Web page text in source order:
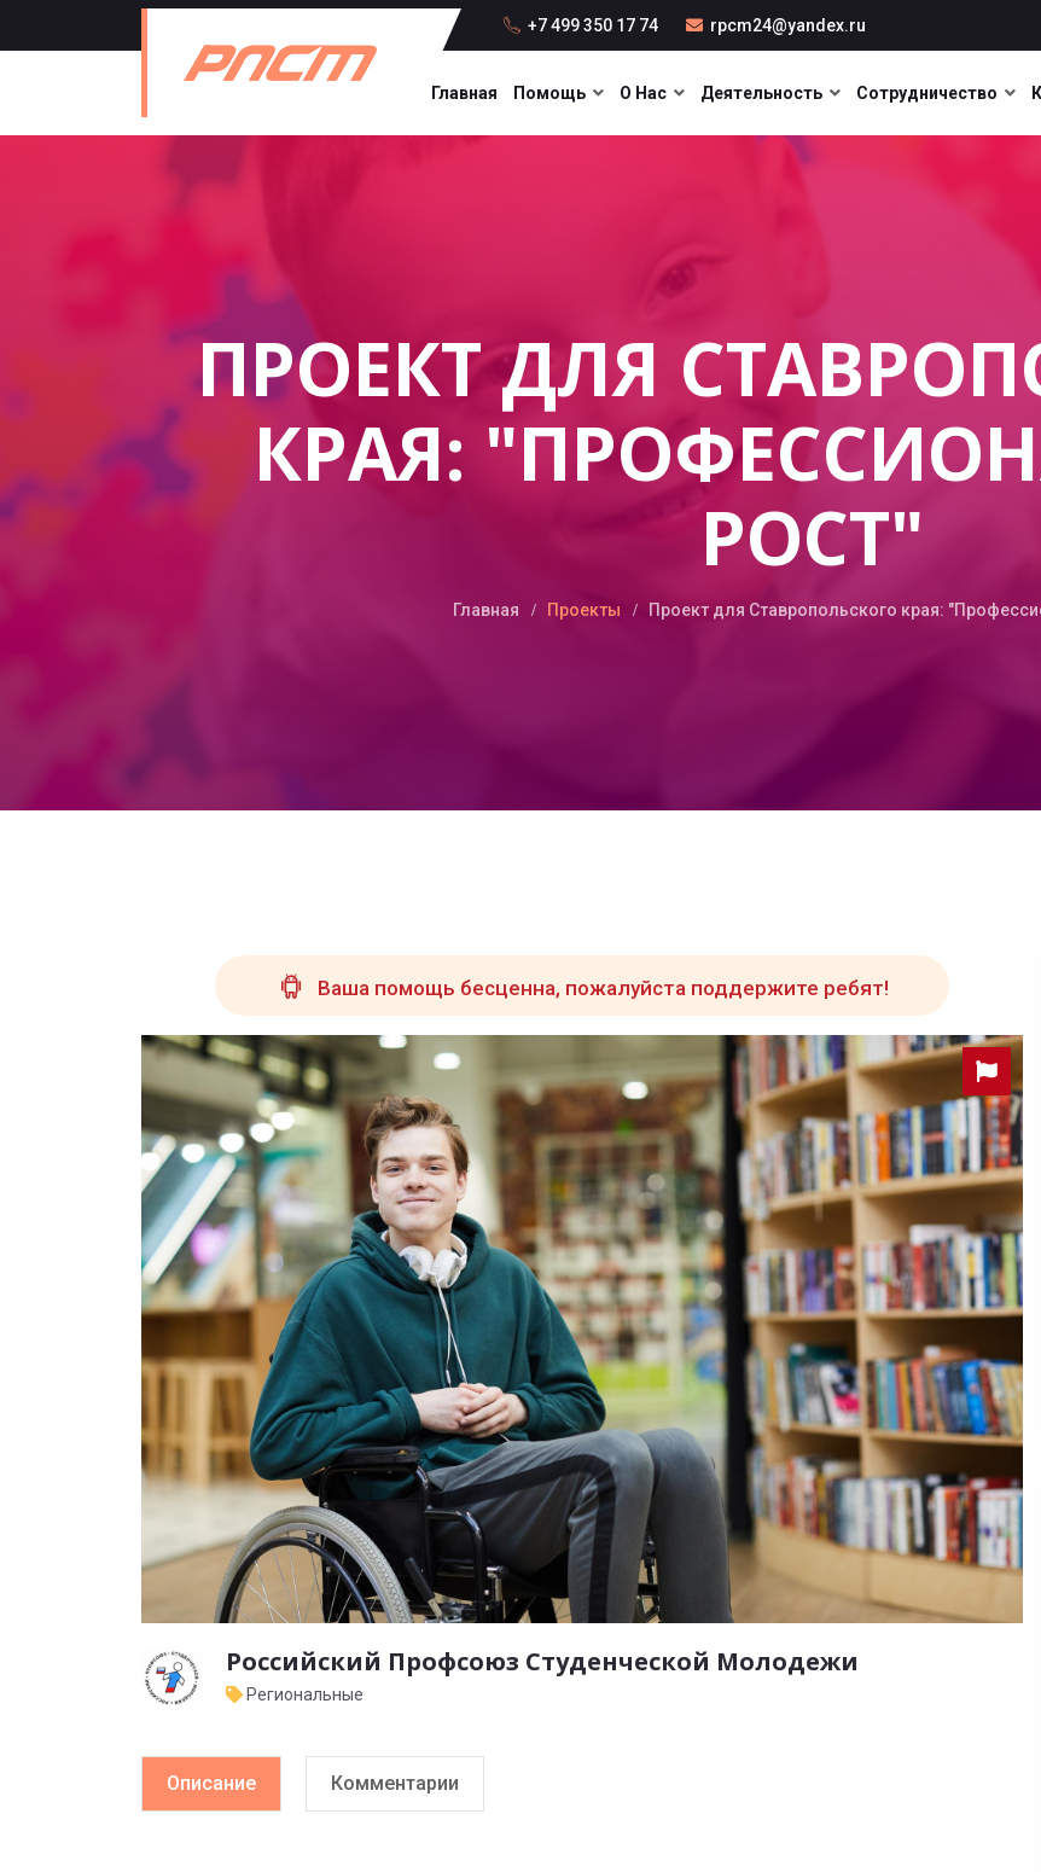
+7 499 350 17 74 rpcm24@yandex.ru
Главная Помощь О Нас Деятельность Сотрудничество
ПРОЕКТ ДЛЯ
КРАЯ:
РОСТ"
Главная Проекты Проект для Ставропольского края:
Ваша помощь бесценна, пожалуйста поддержите ребят!
Российский Профсоюз Студенческой Молодежи
Региональные
Описание Комментарии